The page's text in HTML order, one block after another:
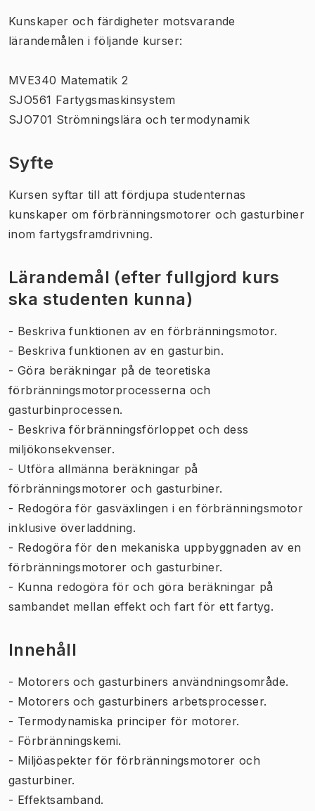
Kunskaper och färdigheter motsvarande
lärandemålen i följande kurser:
MVE340 Matematik 2
SJO561 Fartygsmaskinsystem
SJO701 Strömningslära och termodynamik
Syfte
Kursen syftar till att fördjupa studenternas
kunskaper om förbränningsmotorer och gasturbiner
inom fartygsframdrivning.
Lärandemål (efter fullgjord kurs
ska studenten kunna)
- Beskriva funktionen av en förbränningsmotor.
- Beskriva funktionen av en gasturbin.
- Göra beräkningar på de teoretiska
förbränningsmotorprocesserna och
gasturbinprocessen.
- Beskriva förbränningsförloppet och dess
miljökonsekvenser.
- Utföra allmänna beräkningar på
förbränningsmotorer och gasturbiner.
- Redogöra för gasväxlingen i en förbränningsmotor
inklusive överladdning.
- Redogöra för den mekaniska uppbyggnaden av en
förbränningsmotorer och gasturbiner.
- Kunna redogöra för och göra beräkningar på
sambandet mellan effekt och fart för ett fartyg.
Innehåll
- Motorers och gasturbiners användningsområde.
- Motorers och gasturbiners arbetsprocesser.
- Termodynamiska principer för motorer.
- Förbränningskemi.
- Miljöaspekter för förbränningsmotorer och
gasturbiner.
- Effektsamband.